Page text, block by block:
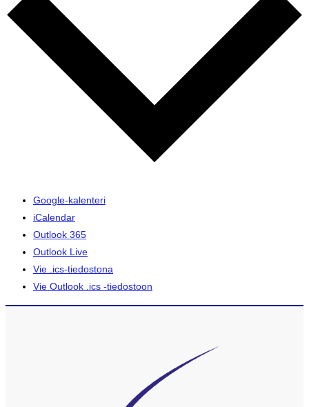
Google-kalenteri
iCalendar
Outlook 365
Outlook Live
Vie .ics-tiedostona
Vie Outlook .ics -tiedostoon